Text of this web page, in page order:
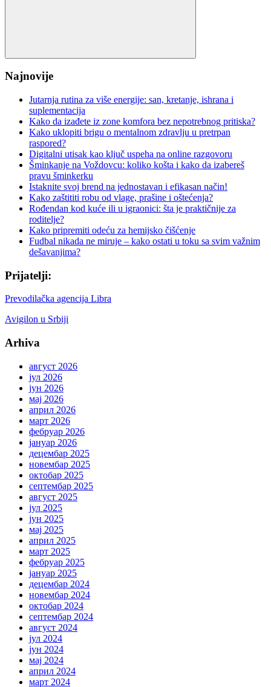
Search
Najnovije
Jutarnja rutina za više energije: san, kretanje, ishrana i
suplementacija
Kako da izađete iz zone komfora bez nepotrebnog pritiska?
Kako uklopiti brigu o mentalnom zdravlju u pretrpan
raspored?
Digitalni utisak kao ključ uspeha na online razgovoru
Šminkanje na Voždovcu: koliko košta i kako da izabereš
pravu šminkerku
Istaknite svoj brend na jednostavan i efikasan način!
Kako zaštititi robu od vlage, prašine i oštećenja?
Rođendan kod kuće ili u igraonici: šta je praktičnije za
roditelje?
Kako pripremiti odeću za hemijsko čišćenje
Fudbal nikada ne miruje – kako ostati u toku sa svim važnim
dešavanjima?
Prijatelji:
Prevodilačka agencija Libra
Avigilon u Srbiji
Arhiva
август 2026
јул 2026
јун 2026
мај 2026
април 2026
март 2026
фебруар 2026
јануар 2026
децембар 2025
новембар 2025
октобар 2025
септембар 2025
август 2025
јул 2025
јун 2025
мај 2025
април 2025
март 2025
фебруар 2025
јануар 2025
децембар 2024
новембар 2024
октобар 2024
септембар 2024
август 2024
јул 2024
јун 2024
мај 2024
април 2024
март 2024